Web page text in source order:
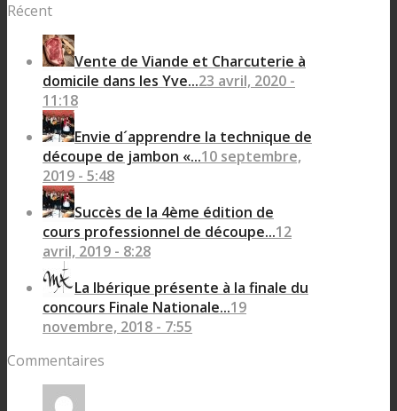
Récent
Vente de Viande et Charcuterie à
domicile dans les Yve...23 avril, 2020 -
11:18
Envie d´apprendre la technique de
découpe de jambon «...10 septembre,
2019 - 5:48
Succès de la 4ème édition de
cours professionnel de découpe...12
avril, 2019 - 8:28
La Ibérique présente à la finale du
concours Finale Nationale...19
novembre, 2018 - 7:55
Commentaires